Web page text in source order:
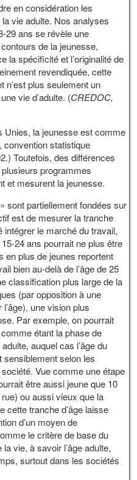
en considération les
vie adulte. Nos analyses
29 ans se révèle une
de la jeunesse,
la spécificité et l’originalité de
revendiquée, cette
n’est plus seulement un
vie d’adulte. (CREDOC,
Unies, la jeunesse est comme
convention statistique
Toutefois, des différences
programmes
et mesurent la jeunesse.
sont partiellement fondées sur
est de mesurer la tranche
intégrer le marché du travail,
24 ans pourrait ne plus être
en plus de jeunes reportent
bien au-delà de l’âge de 25
classification plus large de la
(par opposition à une
une vision plus
Par exemple, on pourrait
étant la phase de
auquel cas l’âge du
sensiblement selon les
Vue comme une étape
être aussi jeune que 10
ou aussi vieux que la
cette tranche d’âge laisse
d’un moyen de
le critère de base du
vie, à savoir l’âge adulte,
surtout dans les sociétés